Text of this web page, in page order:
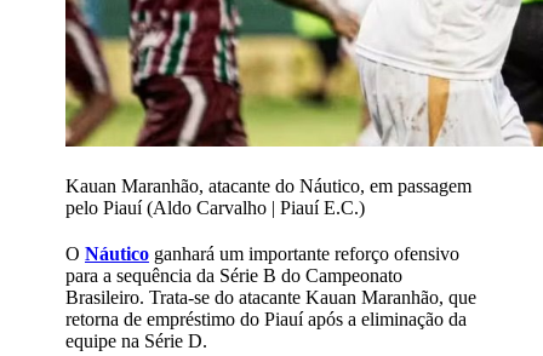
Kauan Maranhão, atacante do Náutico, em passagem
pelo Piauí (Aldo Carvalho | Piauí E.C.)
O Náutico ganhará um importante reforço ofensivo
para a sequência da Série B do Campeonato
Brasileiro. Trata-se do atacante Kauan Maranhão, que
retorna de empréstimo do Piauí após a eliminação da
equipe na Série D.